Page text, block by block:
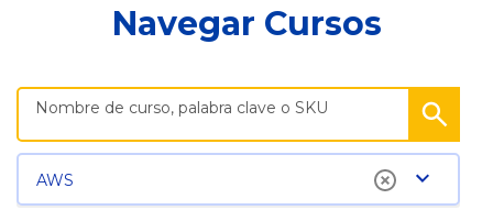
Navegar Cursos
AWS